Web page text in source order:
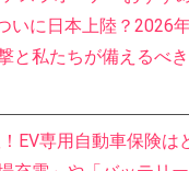
いに日本上陸？2026
と私たちが備えるべ
EV専用自動車保険は